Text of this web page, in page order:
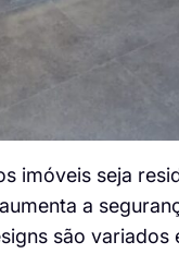
imóveis seja
a
são